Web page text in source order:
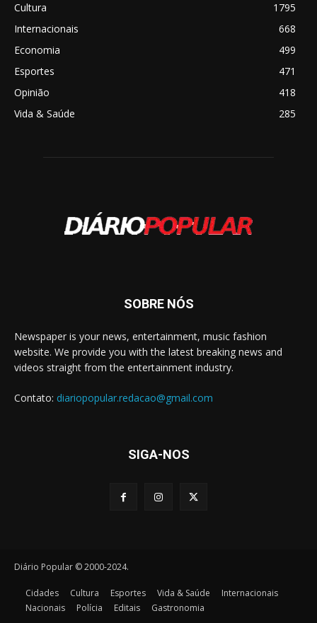
Cultura
1795
Internacionais
668
Economia
499
Esportes
471
Opinião
418
Vida & Saúde
285
SOBRE NÓS
Newspaper is your news, entertainment, music fashion
website. We provide you with the latest breaking news and
videos straight from the entertainment industry.
Contato: diariopopular.redacao@gmail.com
SIGA-NOS
Diário Popular © 2000-2024.
Cidades Cultura Esportes Vida & Saúde
Internacionais
Nacionais
Polícia Editais Gastronomia